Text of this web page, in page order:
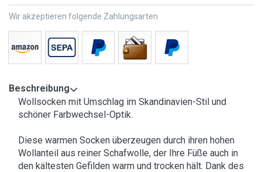
Wir akzeptieren folgende Zahlungsarten
Beschreibung
Wollsocken mit Umschlag im Skandinavien-Stil und
schöner Farbwechsel-Optik.
Diese warmen Socken überzeugen durch ihren hohen
Wollanteil aus reiner Schafwolle, der Ihre Füße auch in
den kältesten Gefilden warm und trocken hält. Dank des